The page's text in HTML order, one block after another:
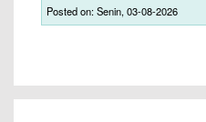
Posted on: Senin, 03-08-2026